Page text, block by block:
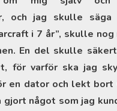
och jag skulle säga
i 7 år”, skulle nog
En del skulle
för varför ska jag
en dator och lekt bort
gjort något som jag